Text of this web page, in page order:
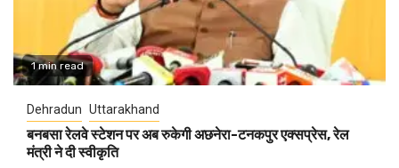
1 min read
Dehradun Uttarakhand
बनबसा रेलवे स्टेशन पर अब रुकेगी अछनेरा-टनकपुर एक्सप्रेस, रेल
मंत्री ने दी स्वीकृति